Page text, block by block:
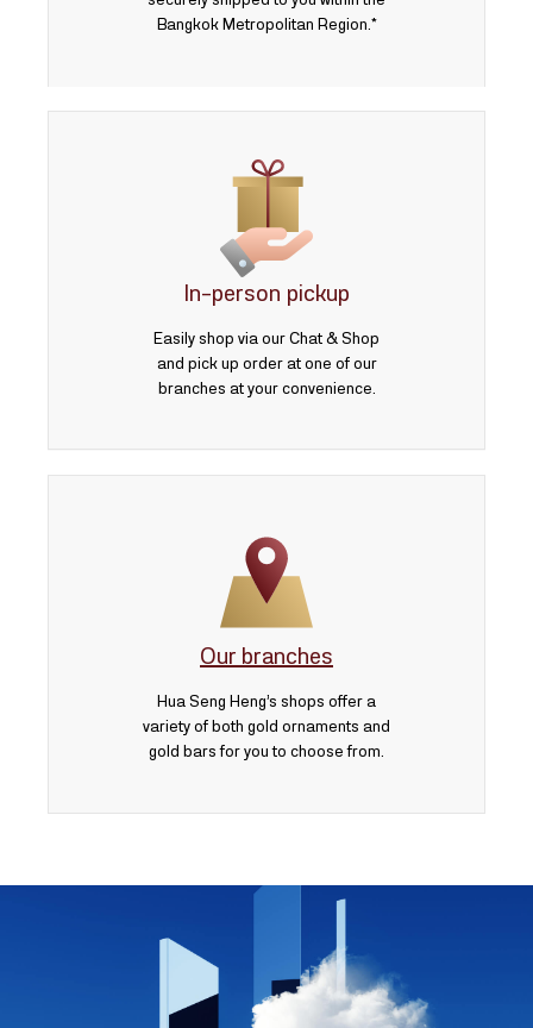
Bangkok Metropolitan Region.*
In-person pickup
Easily shop via our Chat & Shop
and pick up order at one of our
branches at your convenience.
Our branches
Hua Seng Heng’s shops offer a
variety of both gold ornaments and
gold bars for you to choose from.